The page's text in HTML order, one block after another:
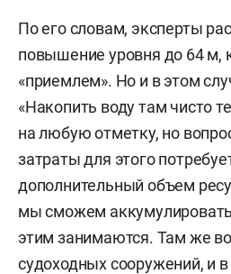
По его словам, эксперты
повышение уровня до 64 м,
«приемлем». Но и в этом
«Накопить воду там чисто
на любую отметку, но
затраты для этого
дополнительный объем
мы сможем
этим занимаются. Там же
судоходных сооружений, и в